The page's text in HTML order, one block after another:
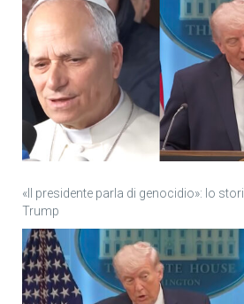
«Il presidente parla di genocidio»: lo
Trump